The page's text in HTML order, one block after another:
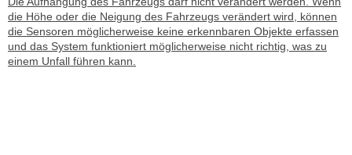
die Höhe oder die Neigung des Fahrzeugs verändert wird, können
die Sensoren möglicherweise keine erkennbaren Objekte erfassen
und das System funktioniert möglicherweise nicht richtig, was zu
einem Unfall führen kann.